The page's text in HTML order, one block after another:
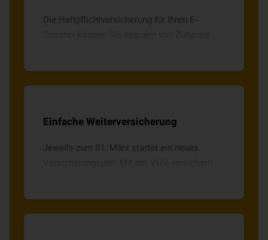
Die Haftpflichtversicherung für Ihren E-
Einfache Weiterversicherung
Jeweils zum 01. März startet ein neues